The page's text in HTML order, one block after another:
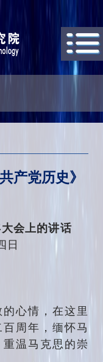
产党历史》
会上的讲话
日
心情，在这里
周年，缅怀马
温马克思的崇